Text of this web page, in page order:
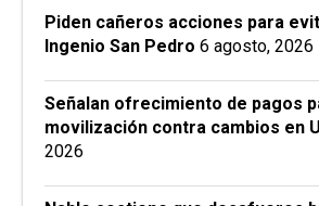
Piden cañeros acciones para
Ingenio San Pedro 6 agosto, 2026
Señalan ofrecimiento de pagos
movilización contra cambios en
2026